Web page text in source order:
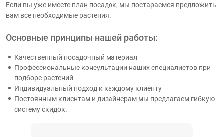
Если вы уже имеете план посадок, мы постараемся предложить
вам все необходимые растения.
Основные принципы нашей работы:
Качественный посадочный материал
Профессиональные консультации наших специалистов при
подборе растений
Индивидуальный подход к каждому клиенту
Постоянным клиентам и дизайнерам мы предлагаем гибкую
систему скидок.